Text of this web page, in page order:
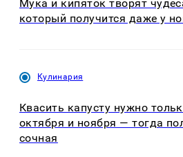
Мука и кипяток творят
который получится даже у
Кулинария
Квасить капусту нужно
октября и ноября — тогда
сочная